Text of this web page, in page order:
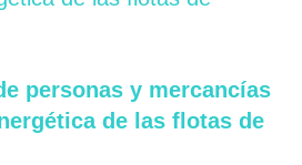
personas y mercancías
de las flotas de